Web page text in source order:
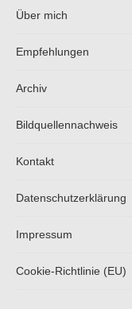
Über mich
Empfehlungen
Archiv
Bildquellennachweis
Kontakt
Datenschutzerklärung
Impressum
Cookie-Richtlinie (EU)